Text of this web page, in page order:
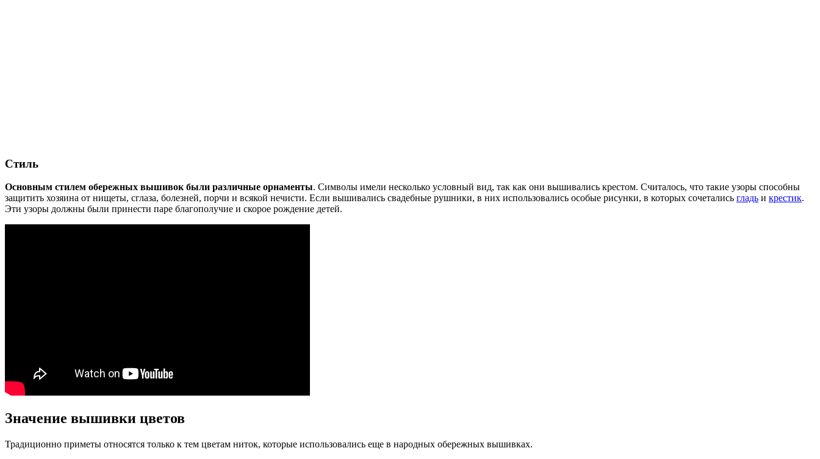
Стиль
Основным стилем обережных вышивок были различные орнаменты. Символы имели несколько условный вид, так как они вышивались крестом. Считалось, что такие узоры способны
защитить хозяина от нищеты, сглаза, болезней, порчи и всякой нечисти. Если вышивались свадебные рушники, в них использовались особые рисунки, в которых сочетались гладь и крестик.
Эти узоры должны были принести паре благополучие и скорое рождение детей.
Значение вышивки цветов
Традиционно приметы относятся только к тем цветам ниток, которые использовались еще в народных обережных вышивках.